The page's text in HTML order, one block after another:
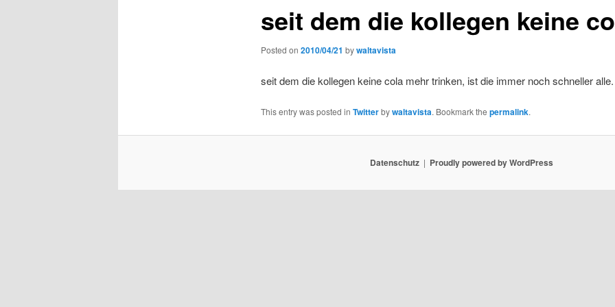
seit dem die kollegen keine
Posted on 2010/04/21 bywaltavista
seit dem die kollegen keine cola mehr trinken, ist die immer noch schneller alle.
This entry was posted in Twitterbywaltavista. Bookmark the permalink.
Datenschutz Proudly powered by WordPress